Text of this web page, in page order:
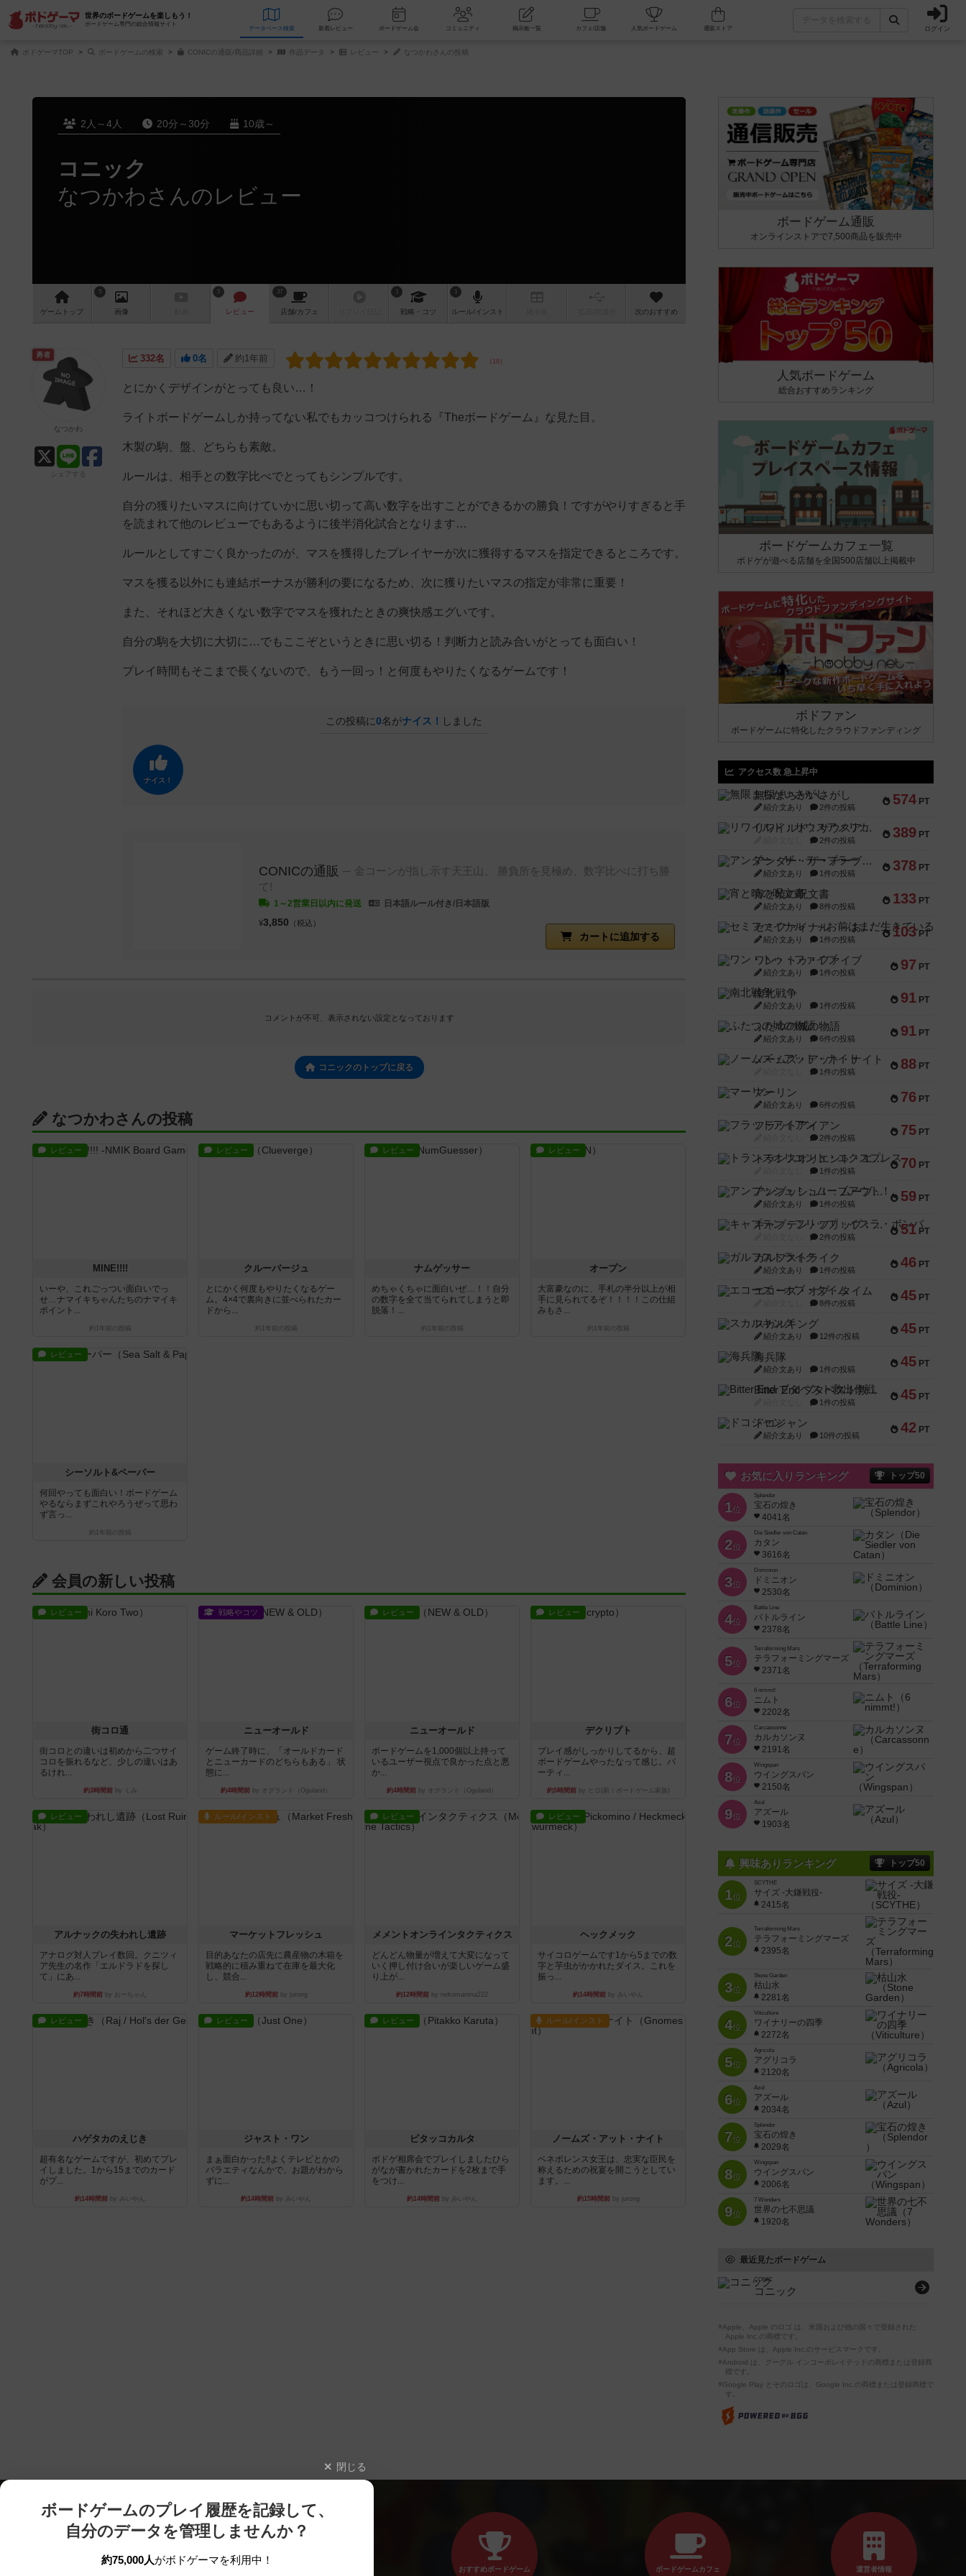
世界のボードゲームを楽しもう！
ボードゲーム専門の総合情報サイト
データベース 検索 新着レビュー ボードゲーム会 コミュニティ 掲示板一覧 カフェ/店舗 人気ボードゲーム ログイン
ボドゲーマTOP ボードゲームの検索 CONICの通販/商品詳細 作品データ レビュー なつかわさんの投稿
2人～4人 20分～30分 10歳～
コニック
なつかわさんのレビュー
ゲーム トップ
5
画像
5
レビュー
37
店舗/カフェ
1
戦略 ・コツ
1
ルール/インスト 次のおすすめ
332名 0名 約1年前
とにかくデザインがとっても良い…！
ライトボードゲームしか持ってない私でもカッコつけられる『Theボードゲーム』な見た目。
木製の駒、盤、どちらも素敵。
ルールは、相手との数字比べでとってもシンプルです。
自分の獲りたいマスに向けていかに思い切って高い数字を出すことができるかの勝負！ですがやりすぎると手
を読まれて他のレビューでもあるように後半消化試合となります…
ルールとしてすごく良かったのが、マスを獲得したプレイヤーが次に獲得するマスを指定できるところです。
マスを獲る以外にも連結ボーナスが勝利の要になるため、次に獲りたいマスの指定が非常に重要！
また、それほど大きくない数字でマスを獲れたときの爽快感エグいです。
自分の駒を大切に大切に…でもここぞというときに思い切る！判断力と読み合いがとっても面白い！
プレイ時間もそこまで長くないので、もう一回っ！と何度もやりたくなるゲームです！
この投稿に0名がナイス！ しました
ナイス！
CONICの通販
金コーンが指し示す天王山。 勝負所を見極め、数字比べに打ち勝
て!
1～2営業日以内に発送 日本語ルール付き/日本語版
カートに追加する
¥3,850 （税込）
勇者
なつかわ
シェアする
コメントが不可、表示されない設定となっております
コニックのトップに戻る
なつかわさんの投稿
レビュー
MINE!!!!
いーや、これごっつい面白いでっ
せ…ナマイキちゃんたちのナマイキ
ポイント...
約1年前 の投稿
レビュー
クルーバージュ
とにかく何度もやりたくなるゲー
ム。4×4で裏向きに並べられたカー
ドから...
約1年前 の投稿
レビュー
ナムゲッサー
めちゃくちゃに面白いぜ…！！自分
の数字を全て当てられてしまうと即
脱落！...
約1年前 の投稿
レビュー
オープン
大富豪なのに、手札の半分以上が相
手に見られてるぞ！！！！この仕組
みもさ...
約1年前 の投稿
レビュー
シーソルト&ペーパー
何回やっても面白い！ボードゲーム
やるならまずこれやろうぜって思わ
ず言っ...
約1年前 の投稿
会員の新しい投稿
レビュー
街コロ通
街コロとの違いは初めから二つサイ
コロを振れるなど、少しの違いはあ
るけれ...
約3時間前by くみ
戦略やコツ
ニューオールド
ゲーム終了時に、「オールドカード
とニューカードのどちらもある」 状
態に...
約4時間前 by オグランド（Oguland）
レビュー
ニューオールド
ボードゲームを1,000個以上持って
いるユーザー視点で良かった点と悪
か...
約4時間前 by オグランド（Oguland）
レビュー
デクリプト
プレイ感がしっかりしてるから、超
ボードゲームやったなって感じ。パ
ーティ...
約5時間前by ヒロ(新！ボードゲーム家族)
レビュー
アルナックの失われし遺跡
アナログ対人プレイ数回。クニツィ
ア先生の名作「エルドラドを探し
て」にあ...
約7時間前 by おーちゃん
ルール/インスト
マーケットフレッシュ
目的あなたの店先に農産物の木箱を
戦略的に積み重ねて在庫を最大化
し、競合...
約12時間前by jurong
レビュー
メメントオンラインタクティクス
どんどん物量が増えて大変になって
いく押し付け合いが楽しいゲーム盛
り上が...
約12時間前 by nekomanma222
レビュー
ヘックメック
サイコロゲームです1から5までの数
字と芋虫がかかれたダイス。これを
振っ...
約14時間前 by みいやん
レビュー
ハゲタカのえじき
超有名なゲームですが、初めてプレ
イしました。1から15までのカード
がプ...
約14時間前 by みいやん
レビュー
ジャスト・ワン
まぁ面白かった‼️よくテレビとかの
バラエティなんかで、お題がわから
ずに...
約14時間前 by みいやん
レビュー
ピタッコカルタ
ボドゲ相席会でプレイしましたひら
がなが書かれたカードを2枚まで手
をつけ...
約14時間前 by みいやん
ルール/インスト
ノームズ・アット・ナイト
ベネボレンス女王は、忠実な臣民を
称えるための祝宴を開こうとしてい
ます。...
約15時間前by jurong
ボードゲーム通販
オンラインストアで7,500商品を販売中
人気ボードゲーム
総合おすすめランキング
ボードゲームカフェ一覧
ボドゲが遊べる店舗を全国500店舗以上掲載中
ボドファン
ボードゲームに特化したクラウドファンディング
アクセス数 急上昇中
574 PT
無限まちがいさがし
紹介文あり 2件の投稿
389 PT
リワイルド：サウスアメリカ
2件の投稿
378 PT
アンダー・ザ・テーブラー
紹介文あり 1件の投稿
133 PT
宵と暁の呪文書
紹介文あり 8件の投稿
103 PT
セミファイナル ～お前はまだ生きている～
紹介文あり 1件の投稿
97 PT
ワン・トゥ・ファイブ
紹介文あり 1件の投稿
91 PT
南北戦争
紹介文あり 1件の投稿
91 PT
ふたつの城の物語
紹介文あり 6件の投稿
88 PT
ノームズ・アット・ナイト
1件の投稿
76 PT
マーリン
紹介文あり 6件の投稿
75 PT
フラットアイアン
2件の投稿
70 PT
トランスオリエント・エクスプレス
1件の投稿
59 PT
アンブッシュ！：ムーブアウト！
紹介文あり 1件の投稿
51 PT
キャプテン・フリップ：イスラ・ボンバ
2件の投稿
46 PT
ガルフストライク
紹介文あり 1件の投稿
45 PT
エコーズ・オブ・タイム
8件の投稿
45 PT
スカルキング
紹介文あり 12件の投稿
45 PT
海兵隊
紹介文あり 1件の投稿
45 PT
Bitter End ブタペスト救出作戦
1件の投稿
42 PT
ドコジャン
紹介文あり 10件の投稿
お気に入りランキング トップ50
1位
Splendor
宝石の煌き
4041名
2位
Die Siedler von Catan
カタン
3616名
3位
Dominion
ドミニオン
2530名
4位
Battle Line
バトルライン
2378名
5位
Terraforming Mars
テラフォーミングマーズ
2371名
6位
6 nimmt!
ニムト
2202名
7位
Carcassonne
カルカソンヌ
2191名
8位
Wingspan
ウイングスパン
2150名
9位
Azul
アズール
1903名
興味ありランキング トップ50
1位
SCYTHE
サイズ -大鎌戦役-
2415名
2位
Terraforming Mars
テラフォーミングマーズ
2395名
3位
Stone Garden
枯山水
2281名
4位
Viticulture
ワイナリーの四季
2272名
5位
Agricola
アグリコラ
2120名
6位
Azul
アズール
2034名
7位
Splendor
宝石の煌き
2029名
8位
Wingspan
ウイングスパン
2006名
9位
7 Wonders
世界の七不思議
1920名
最近見たボードゲーム
CONIC
コニック
※Apple、Apple のロゴ は、米国および他の国々で登録された
Apple Inc.の商標です。
※App Store は、Apple Inc.のサービスマークです。
※Android は、グーグル インコーポレイテッドの商標または登録商
標です。
※Google Play とそのロゴは、Google Inc.の商標または登録商標で
す。
閉じる
ボードゲームのプレイ履歴を記録して、
自分のデータを管理しませんか？
約75,000人がボドゲーマを利用中！
おすすめボードゲーム ボードゲームカフェ 運営者情報